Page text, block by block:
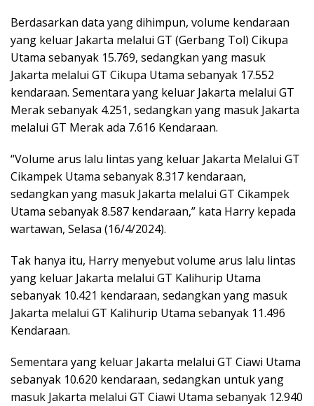
Berdasarkan data yang dihimpun, volume kendaraan
yang keluar Jakarta melalui GT (Gerbang Tol) Cikupa
Utama sebanyak 15.769, sedangkan yang masuk
Jakarta melalui GT Cikupa Utama sebanyak 17.552
kendaraan. Sementara yang keluar Jakarta melalui GT
Merak sebanyak 4.251, sedangkan yang masuk Jakarta
melalui GT Merak ada 7.616 Kendaraan.
“Volume arus lalu lintas yang keluar Jakarta Melalui GT
Cikampek Utama sebanyak 8.317 kendaraan,
sedangkan yang masuk Jakarta melalui GT Cikampek
Utama sebanyak 8.587 kendaraan,” kata Harry kepada
wartawan, Selasa (16/4/2024).
Tak hanya itu, Harry menyebut volume arus lalu lintas
yang keluar Jakarta melalui GT Kalihurip Utama
sebanyak 10.421 kendaraan, sedangkan yang masuk
Jakarta melalui GT Kalihurip Utama sebanyak 11.496
Kendaraan.
Sementara yang keluar Jakarta melalui GT Ciawi Utama
sebanyak 10.620 kendaraan, sedangkan untuk yang
masuk Jakarta melalui GT Ciawi Utama sebanyak 12.940